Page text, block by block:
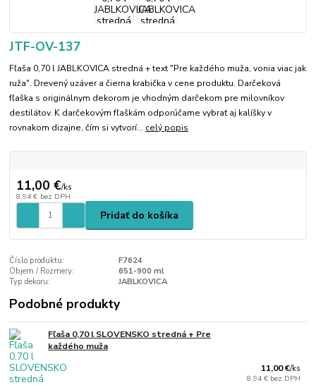
JTF-OV-137
Fľaša 0,70 l JABLKOVICA stredná + text "Pre každého muža, vonia viac jak
ruža". Drevený uzáver a čierna krabička v cene produktu. Darčeková
fľaška s originálnym dekorom je vhodným darčekom pre milovníkov
destilátov. K darčekovým fľaškám odporúčame vybrať aj kalíšky v
rovnakom dizajne, čím si vytvorí... celý popis
11,00 €/ks
8,94 € bez DPH
Pridať do košíka
Číslo produktu:
F7624
Objem / Rozmery:
651-900 ml
Typ dekoru:
JABLKOVICA
Podobné produkty
Fľaša 0,70 l SLOVENSKO stredná + Pre
každého muža
11,00 €/ks
8,94 € bez DPH